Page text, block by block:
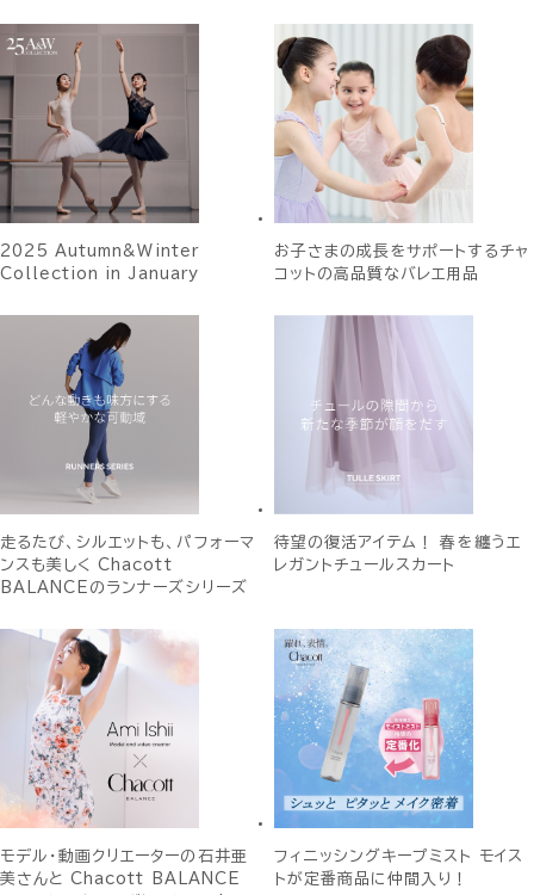
2025 Autumn&Winter
Collection in January
お子さまの成長をサポートするチャ
コットの高品質なバレエ用品
走るたび、シルエットも、パフォーマ
ンスも美しく Chacott
BALANCEのランナーズシリーズ
待望の復活アイテム！ 春を纏うエ
レガントチュールスカート
モデル・動画クリエーターの石井亜
美さんと Chacott BALANCE
フィニッシングキープミスト モイス
トが定番商品に仲間入り！